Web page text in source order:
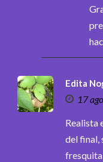
Edita
17
Realista
del final,